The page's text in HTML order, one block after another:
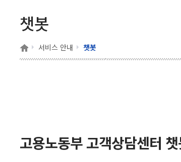
챗봇
홈 서비스 안내 챗봇
고용노동부 고객상담센터